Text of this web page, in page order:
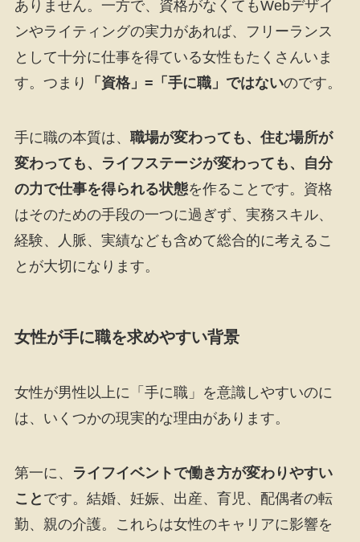
ありません。一方で、資格がなくてもWebデザイ
ンやライティングの実力があれば、フリーランス
として十分に仕事を得ている女性もたくさんいま
す。つまり
「資格」=「手に職」ではないのです。
手に職の本質は、 職場が変わっても、住む場所が
変わっても、ライフステージが変わっても、自分
の力で仕事を得られる状態を作ることです。資格
はそのための手段の一つに過ぎず、実務スキル、
経験、人脈、実績なども含めて総合的に考えるこ
とが大切になります。
女性が手に職を求めやすい背景
女性が男性以上に「手に職」を意識しやすいのに
は、いくつかの現実的な理由があります。
第一に、
ライフイベントで働き方が変わりやすい
こと です。結婚、妊娠、出産、育児、配偶者の転
勤、親の介護。これらは女性のキャリアに影響を